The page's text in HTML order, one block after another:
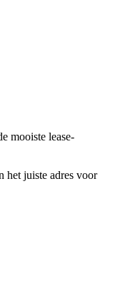
mooiste lease-
het juiste adres voor